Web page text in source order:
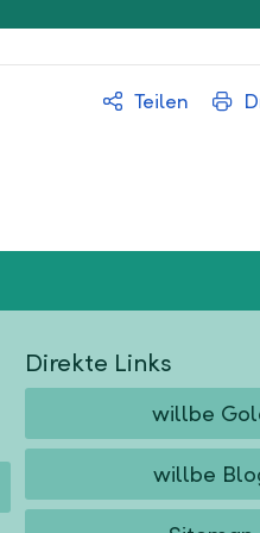
Teilen
Direkte Links
willbe
willbe